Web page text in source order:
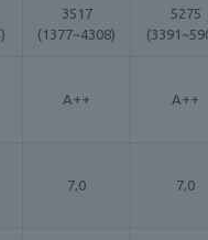
3517
(1377~4308)
5275
A++ A++
7,0 7,0